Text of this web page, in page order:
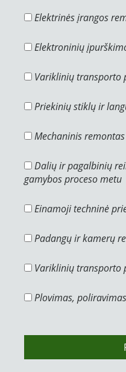
Elektrinės įrangos
Elektroninių
Variklinių transporto
Priekinių stiklų ir
Mechaninis remontas
Dalių ir pagalbinių
gamybos proceso metu
Einamoji techninė
Padangų ir kamerų
Variklinių transporto
Plovimas,